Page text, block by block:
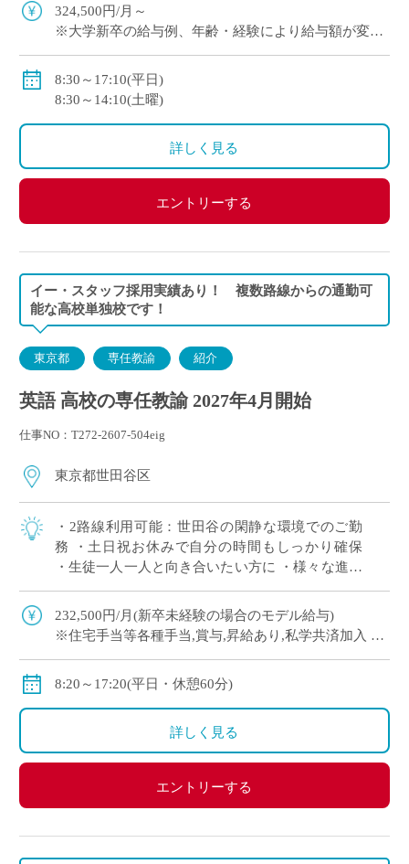
324,500円/月～
※大学新卒の給与例、年齢・経験により給与額が変動
交通費別途支給
私学共済加入
賞与・昇給あり
8:30～17:10(平日)
8:30～14:10(土曜)
詳しく見る
エントリーする
イー・スタッフ採用実績あり！ 複数路線からの通勤可
能な高校単独校です！
東京都 専任教諭 紹介
英語 高校の専任教諭 2027年4月開始
仕事NO：T272-2607-504eig
東京都世田谷区
・2路線利用可能：世田谷の閑静な環境でのご勤
務 ・土日祝お休みで自分の時間もしっかり確保
・生徒一人一人と向き合いたい方に ・様々な進路
を選択する生徒に寄り添いたい方におすすめの学
校
232,500円/月(新卒未経験の場合のモデル給与)
※住宅手当等各種手当,賞与,昇給あり,私学共済加入
モデル賃金（通勤手当、残業手当を含まない）
・22歳（大学新卒・扶養なしの場合）：月給 284,830
・30歳（大学新卒9年目・配偶者のみ扶養の場合）：
月給 367,780円
合）：月給 521,250円
8:20～17:20(平日・休憩60分)
詳しく見る
エントリーする